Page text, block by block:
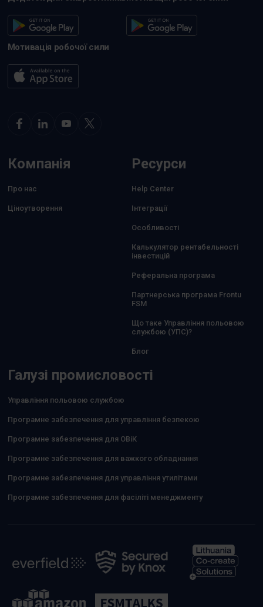
Мотивація робочої сили
Компанія
Про нас
Ціноутворення
Ресурси
Help Center
Інтеграції
Особливості
Калькулятор рентабельності
інвестицій
Реферальна програма
Партнерська програма Frontu
FSM
Що таке Управління польовою
службою (УПС)?
Блог
Галузі промисловості
Управління польовою службою
Програмне забезпечення для управління безпекою
Програмне забезпечення для ОВіК
Програмне забезпечення для важкого обладнання
Програмне забезпечення для управління утилітами
Програмне забезпечення для фасіліті менеджменту